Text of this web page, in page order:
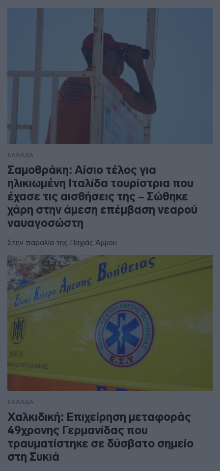
ΕΛΛΑΔΑ
Σαμοθράκη: Αίσιο τέλος για
ηλικιωμένη Ιταλίδα τουρίστρια που
έχασε τις αισθήσεις της – Σώθηκε
χάρη στην άμεση επέμβαση νεαρού
ναυαγοσώστη
Στην παραλία της Παχιάς Άμμου
ΕΛΛΑΔΑ
Χαλκιδική: Επιχείρηση μεταφοράς
49χρονης Γερμανίδας που
τραυματίστηκε σε δύσβατο σημείο
στη Συκιά